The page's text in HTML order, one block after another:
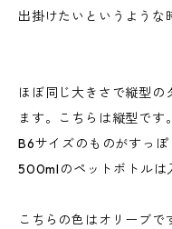
出掛けたいというような
ほぼ同じ大きさで縦型の
ます。こちらは縦型です。
B6サイズのものがすっぽ
500mlのペットボトルは
こちらの色はオリーブで